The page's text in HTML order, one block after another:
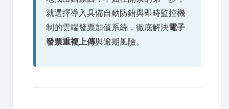
就選擇導入具備自動防錯與即時監控機
制的雲端發票加值系統，徹底解決電子
發票重複上傳與逾期風險。